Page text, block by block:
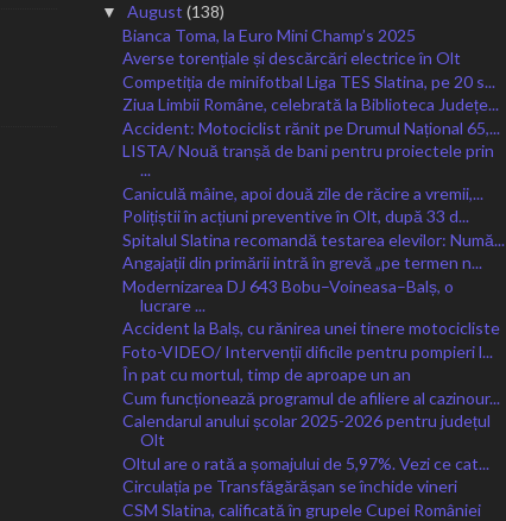
▼ August (138)
Bianca Toma, la Euro Mini Champ’s 2025
Averse torențiale și descărcări electrice în Olt
Competiția de minifotbal Liga TES Slatina, pe 20 s...
Ziua Limbii Române, celebrată la Biblioteca Județe...
Accident: Motociclist rănit pe Drumul Național 65,...
LISTA/ Nouă tranșă de bani pentru proiectele prin
...
Caniculă mâine, apoi două zile de răcire a vremii,...
Polițiștii în acțiuni preventive în Olt, după 33 d...
Spitalul Slatina recomandă testarea elevilor: Numă...
Angajații din primării intră în grevă „pe termen n...
Modernizarea DJ 643 Bobu–Voineasa–Balș, o
lucrare ...
Accident la Balș, cu rănirea unei tinere motocicliste
Foto-VIDEO/ Intervenții dificile pentru pompieri l...
În pat cu mortul, timp de aproape un an
Cum funcționează programul de afiliere al cazinour...
Calendarul anului școlar 2025-2026 pentru județul
Olt
Oltul are o rată a șomajului de 5,97%. Vezi ce cat...
Circulația pe Transfăgărășan se închide vineri
CSM Slatina, calificată în grupele Cupei României